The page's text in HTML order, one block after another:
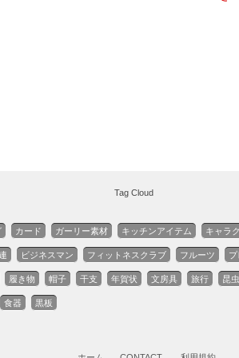
Tag Cloud
カード ガーリー素材 キッチンアイテム キャラ
ビジネスマン フィットネスクラブ フルーツ プ
履き物 帽子 干支 年賀状 文房具 旅行 昆虫
食器 黒板